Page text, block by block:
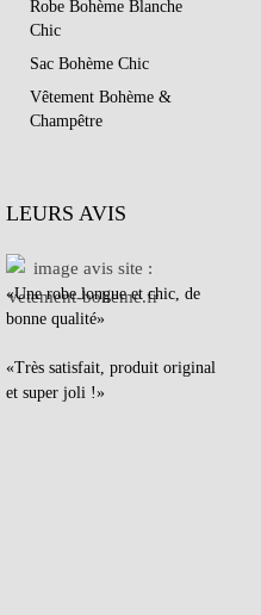
Robe Bohème Blanche
Chic
Sac Bohème Chic
Vêtement Bohème &
Champêtre
LEURS AVIS
«Une robe longue et chic, de
bonne qualité»
«Très satisfait, produit original
et super joli !»